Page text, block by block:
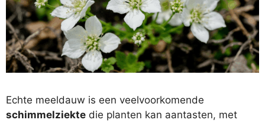
Echte meeldauw is een veelvoorkomende
schimmelziekte die planten kan aantasten, met